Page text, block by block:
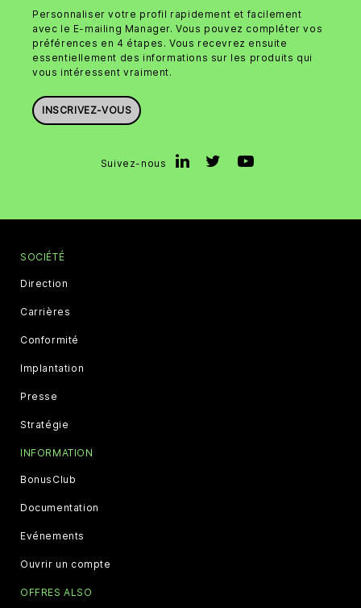
Personnaliser votre profil rapidement et facilement
avec le E-mailing Manager. Vous pouvez compléter vos
préférences en 4 étapes. Vous recevrez ensuite
essentiellement des informations sur les produits qui
vous intéressent vraiment.
INSCRIVEZ-VOUS
Suivez-nous
SOCIÉTÉ
Direction
Carrières
Conformité
Implantation
Presse
Stratégie
INFORMATION
BonusClub
Documentation
Evénements
Ouvrir un compte
OFFRES ALSO